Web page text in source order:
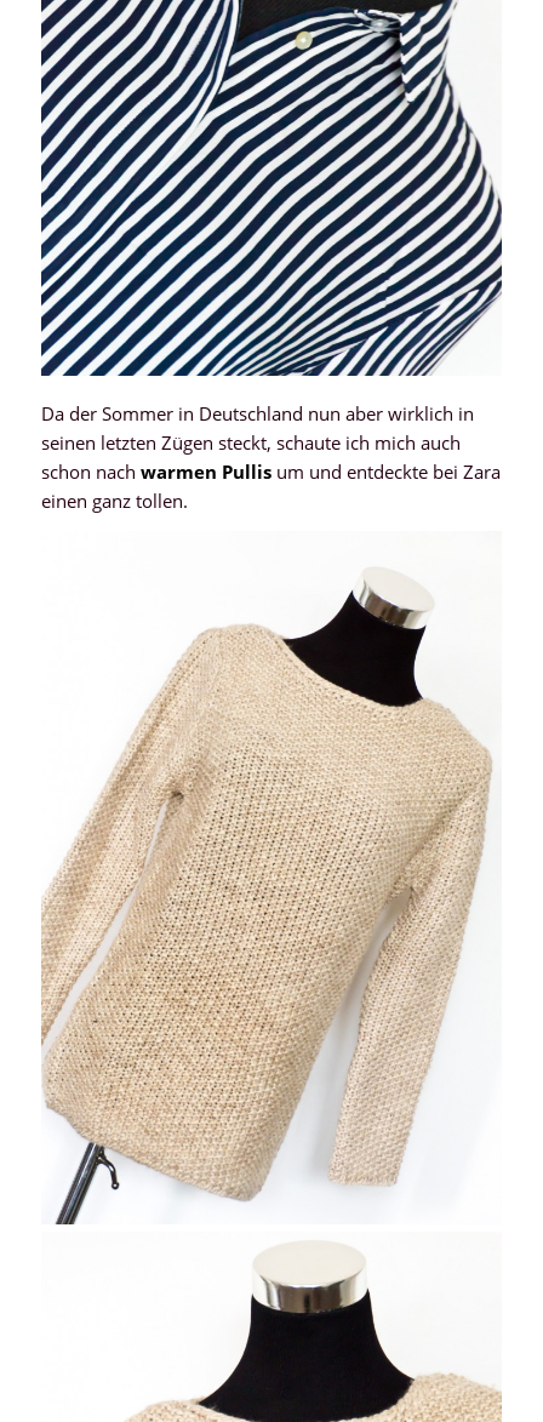
Da der Sommer in Deutschland nun aber wirklich in
seinen letzten Zügen steckt, schaute ich mich auch
schon nach warmen Pullisum und entdeckte bei Zara
einen ganz tollen.